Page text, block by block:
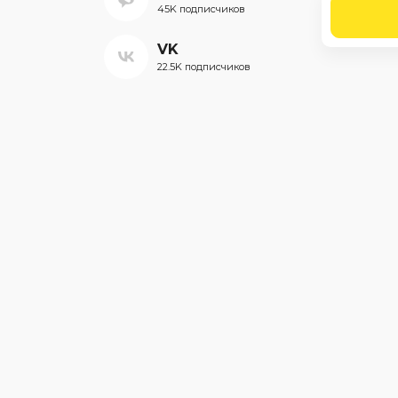
45K подписчиков
VK
22.5K подписчиков